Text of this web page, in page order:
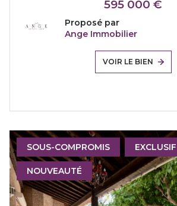
595 000 €
Proposé par
Ange Immobilier
VOIR LE BIEN
SOUS-COMPROMIS EXCLUSIF
NOUVEAUTÉ